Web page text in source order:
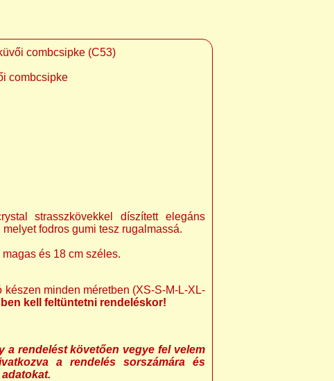
combcsipke (C53)
combcsipke
strasszkövekkel díszített elegáns
fodros gumi tesz rugalmassá.
és 18 cm széles.
készen minden méretben (XS-S-M-L-XL-
kell feltüntetni rendeléskor!
a rendelést követően vegye fel velem
a rendelés sorszámára és